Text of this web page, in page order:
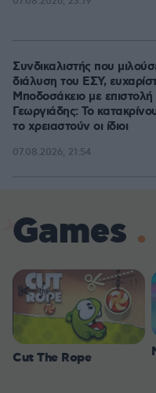
Συνδικαλιστής που
διάλυση του ΕΣΥ,
Μποδοσάκειο με επιστολή
Γεωργιάδης: Το
το χρειαστούν οι ίδιοι
07.08.2026, 21:54
Games
Cut The Rope